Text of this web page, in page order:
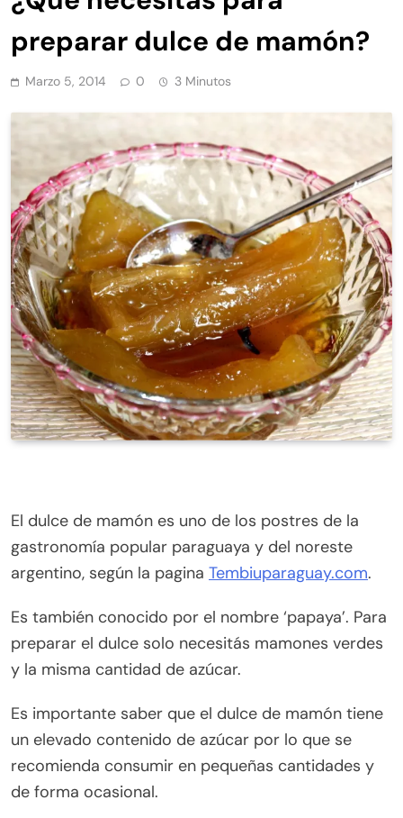
preparar dulce de mamón?
Marzo 5, 2014 0 3 Minutos
El dulce de mamón es uno de los postres de la
gastronomía popular paraguaya y del noreste
argentino, según la pagina Tembiuparaguay.com.
Es también conocido por el nombre ‘papaya’. Para
preparar el dulce solo necesitás mamones verdes
y la misma cantidad de azúcar.
Es importante saber que el dulce de mamón tiene
un elevado contenido de azúcar por lo que se
recomienda consumir en pequeñas cantidades y
de forma ocasional.